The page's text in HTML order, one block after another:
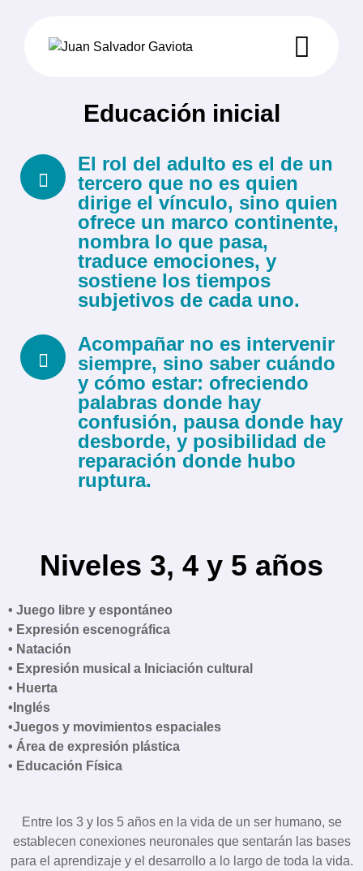
Educación inicial
El rol del adulto es el de un
tercero que no es quien
dirige el vínculo, sino quien
ofrece un marco continente,
nombra lo que pasa,
traduce emociones, y
sostiene los tiempos
subjetivos de cada uno.
Acompañar no es intervenir
siempre, sino saber cuándo
y cómo estar: ofreciendo
palabras donde hay
confusión, pausa donde hay
desborde, y posibilidad de
reparación donde hubo
ruptura.
Niveles 3, 4 y 5 años
• Juego libre y espontáneo
• Expresión escenográfica
• Natación
• Expresión musical a Iniciación cultural
• Huerta
•Inglés
•Juegos y movimientos espaciales
• Área de expresión plástica
• Educación Física
Entre los 3 y los 5 años en la vida de un ser humano, se
establecen conexiones neuronales que sentarán las bases
para el aprendizaje y el desarrollo a lo largo de toda la vida.